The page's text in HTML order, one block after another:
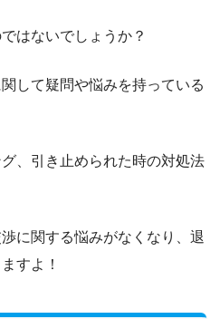
はないでしょうか？
して疑問や悩みを持っている
引き止められた時の対処法
に関する悩みがなくなり
、退
すよ！